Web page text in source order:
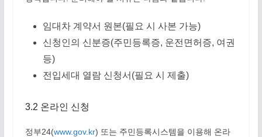
임대차 계약서 원본(필요 시 사본 가능)
신청인의 신분증(주민등록증, 운전면허증, 여권
등)
전입세대 열람 신청서(필요 시 제출)
3.2 온라인 신청
정부24(www.gov.kr) 또는 주민등록시스템을 이용해 온라